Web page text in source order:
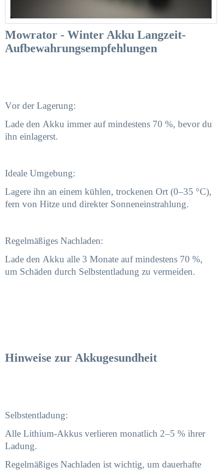
Mowrator - Winter Akku Langzeit-
Aufbewahrungsempfehlungen
Vor der Lagerung:
Lade den Akku immer auf mindestens 70 %, bevor du
ihn einlagerst.
Ideale Umgebung:
Lagere ihn an einem kühlen, trockenen Ort (0–35 °C),
fern von Hitze und direkter Sonneneinstrahlung.
Regelmäßiges Nachladen:
Lade den Akku alle 3 Monate auf mindestens 70 %,
um Schäden durch Selbstentladung zu vermeiden.
Hinweise zur Akkugesundheit
Selbstentladung:
Alle Lithium-Akkus verlieren monatlich 2–5 % ihrer
Ladung.
Regelmäßiges Nachladen ist wichtig, um dauerhafte